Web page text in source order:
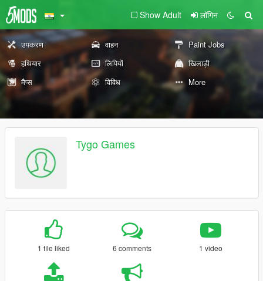
Show Adult लॉगिन
उपकरण वाहन
Paint Jobs
हथियार
लिपियों
खिलाड़ी
मैप्स
विविध More
Tygo Games
1 file liked 6 comments 1 video